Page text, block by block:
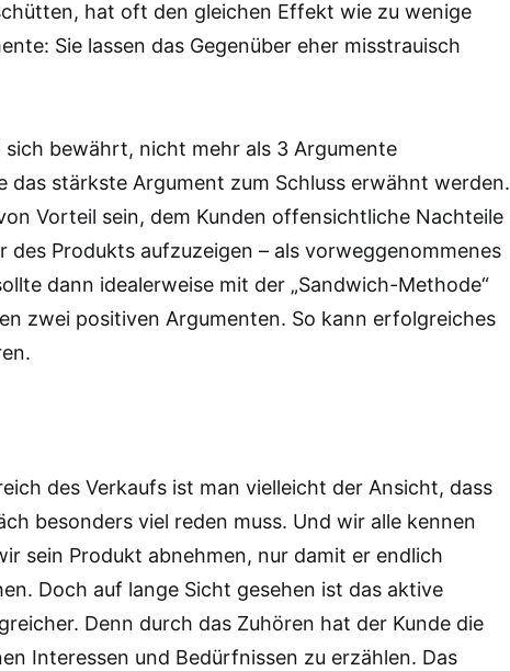
hat oft den gleichen Effekt wie zu wenige
Sie lassen das Gegenüber eher misstrauisch
sich bewährt, nicht mehr als 3 Argumente
das stärkste Argument zum Schluss erwähnt werden.
Vorteil sein, dem Kunden offensichtliche Nachteile
des Produkts aufzuzeigen – als vorweggenommenes
dann idealerweise mit der „Sandwich-Methode“
zwei positiven Argumenten. So kann erfolgreiches
des Verkaufs ist man vielleicht der Ansicht, dass
besonders viel reden muss. Und wir alle kennen
sein Produkt abnehmen, nur damit er endlich
Doch auf lange Sicht gesehen ist das aktive
Denn durch das Zuhören hat der Kunde die
Interessen und Bedürfnissen zu erzählen. Das